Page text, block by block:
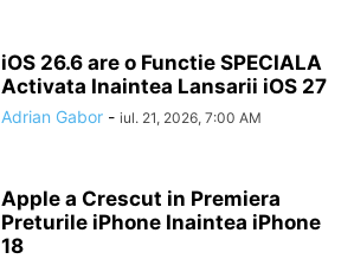
iOS 26.6 are o Functie SPECIALA
Activata Inaintea Lansarii iOS 27
Adrian Gabor - iul. 21, 2026, 7:00 AM
Apple a Crescut in Premiera
Preturile iPhone Inaintea iPhone
18